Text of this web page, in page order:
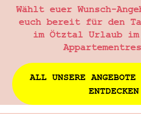
Wählt euer Wunsch-
euch bereit für den
im Ötztal Urlaub im
ALL UNSERE
ENTDECKEN